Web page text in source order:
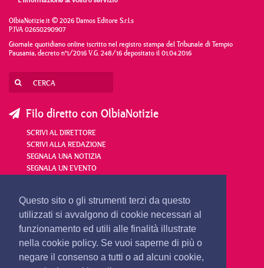
Questo sito o gli strumenti terzi da questo
utilizzati si avvalgono di cookie necessari al
funzionamento ed utili alle finalità illustrate
nella cookie policy. Se vuoi saperne di più o
negare il consenso a tutti o ad alcuni cookie,
OlbiaNotizie.it © 2026 Damos Editore S.r.l.s
P.IVA 02650290907
Giornale quotidiano online iscritto nel registro stampa del Tribunale di Tempio
Pausania, decreto n°1/2016 V.G. 248/16 depositato il 01.04.2016
Filo diretto con OlbiaNotizie
SCRIVI AL DIRETTORE
SCRIVI ALLA REDAZIONE
SEGNALA UNA NOTIZIA
SEGNALA UN EVENTO
redazione@olbianotizie.it